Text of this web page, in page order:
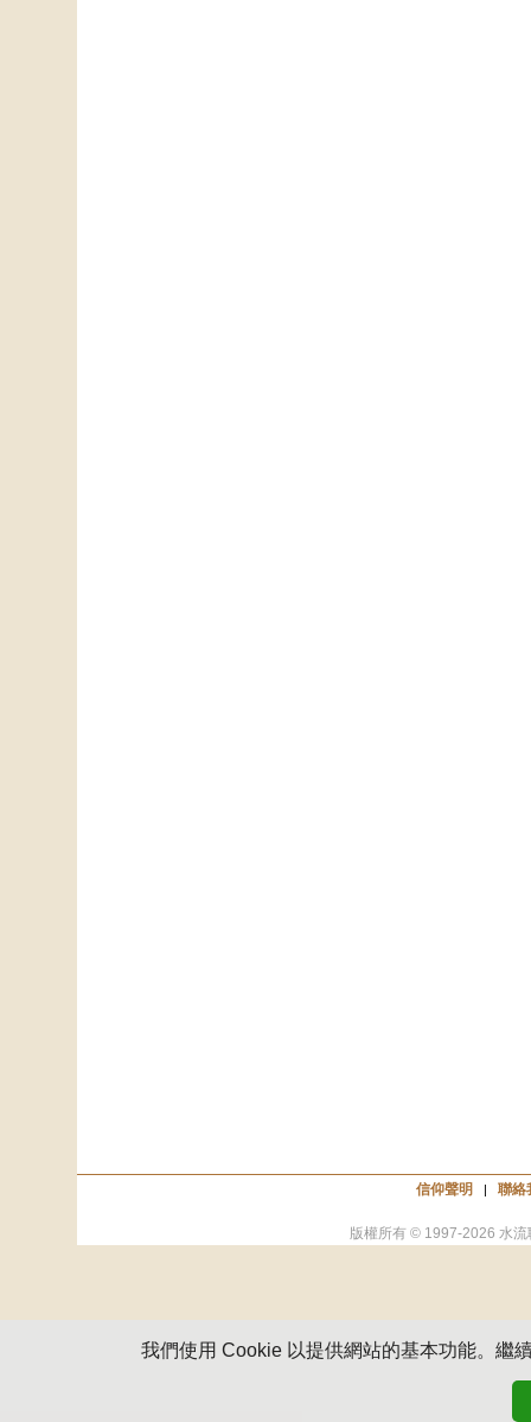
信仰聲明 聯絡
版權所有 © 1997-2026 水流
我們使用 Cookie 以提供網站的基本功能。繼